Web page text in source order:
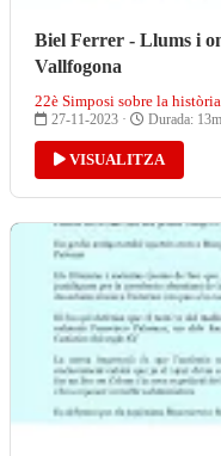
Biel Ferrer - Llums i
Vallfogona
22è Simposi sobre la
27-11-2023 · Durada: 13m
VISUALITZA